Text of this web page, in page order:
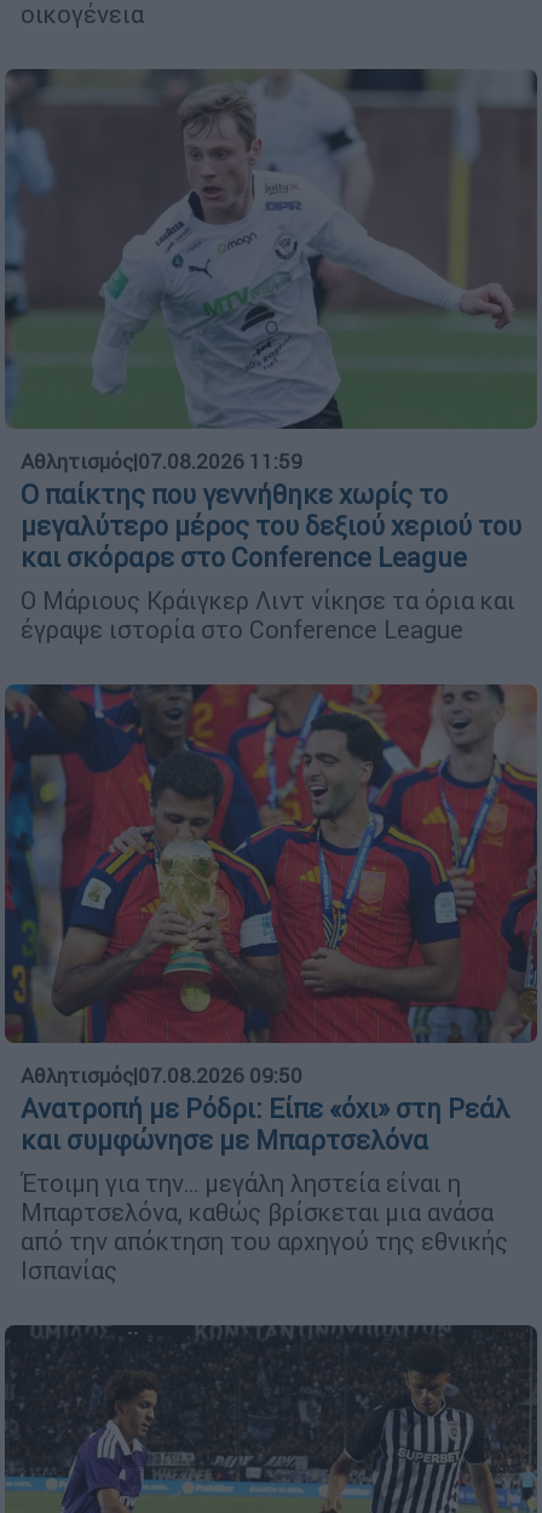
οικογένεια
Αθλητισμός|07.08.2026 11:59
Ο παίκτης που γεννήθηκε χωρίς το
μεγαλύτερο μέρος του δεξιού χεριού του
και σκόραρε στο Conference League
Ο Μάριους Κράιγκερ Λιντ νίκησε τα όρια και
έγραψε ιστορία στο Conference League
Αθλητισμός|07.08.2026 09:50
Ανατροπή με Ρόδρι: Είπε «όχι» στη Ρεάλ
και συμφώνησε με Μπαρτσελόνα
Έτοιμη για την… μεγάλη ληστεία είναι η
Μπαρτσελόνα, καθώς βρίσκεται μια ανάσα
από την απόκτηση του αρχηγού της εθνικής
Ισπανίας